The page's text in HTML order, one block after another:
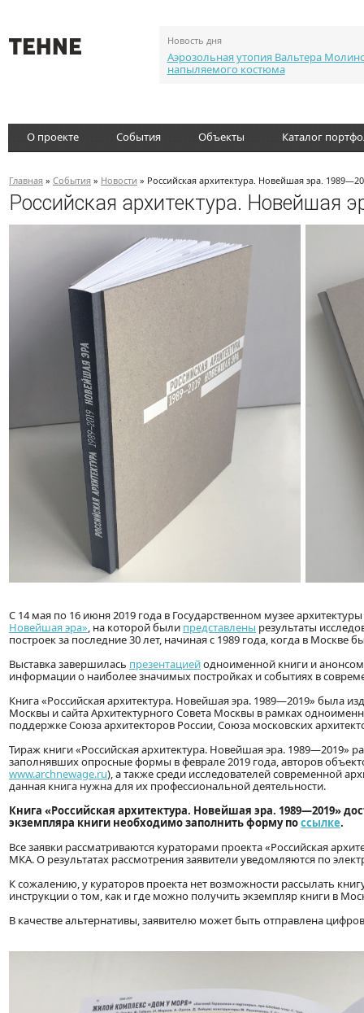
Новость дня
Аэрозольная утопия Вальтера
напыляемого костюма
О проекте События Объекты Каталог
Главная » События » Новости » Российская архитектура. Новейшая эра.
Российская архитектура. Новейшая
С 14 мая по 16 июня 2019 года в Государственном музее
Новейшая эра», на которой были представлены результаты
построек за последние 30 лет, начиная с 1989 года, когда в
Выставка завершилась презентациейодноименной книги и анонсом
информации о наиболее значимых постройках и событиях в
Книга «Российская архитектура. Новейшая эра. 1989—2019» была
Москвы и сайта Архитектурного Совета Москвы в рамках
поддержке Союза архитекторов России, Союза московских
Тираж книги «Российская архитектура. Новейшая эра. 1989—2019»
заполнявших опросные формы в феврале 2019 года, авторов
www.archnewage.ru), а также среди исследователей современной
данная книга нужна для их профессиональной деятельности.
Книга «Российская архитектура. Новейшая эра. 1989—2019»
экземпляра книги необходимо заполнить форму поссылке.
Все заявки рассматриваются кураторами проекта «Российская
МКА. О результатах рассмотрения заявители уведомляются по
К сожалению, у кураторов проекта нет возможности рассылать
инструкции о том, как и где можно получить экземпляр книги в
В качестве альтернативы, заявителю может быть отправлена